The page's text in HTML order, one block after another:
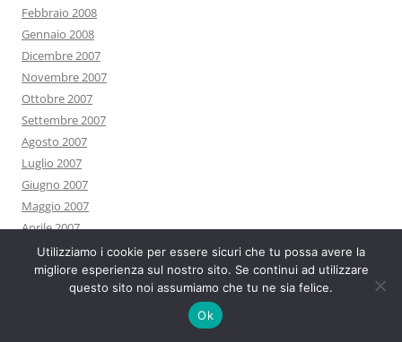
Febbraio 2008
Gennaio 2008
Dicembre 2007
Novembre 2007
Ottobre 2007
Settembre 2007
Agosto 2007
Luglio 2007
Giugno 2007
Maggio 2007
Aprile 2007
Marzo 2007
Febbraio 2007
Gennaio 2007
Utilizziamo i cookie per essere sicuri che tu possa avere la
migliore esperienza sul nostro sito. Se continui ad utilizzare
questo sito noi assumiamo che tu ne sia felice.
Ok